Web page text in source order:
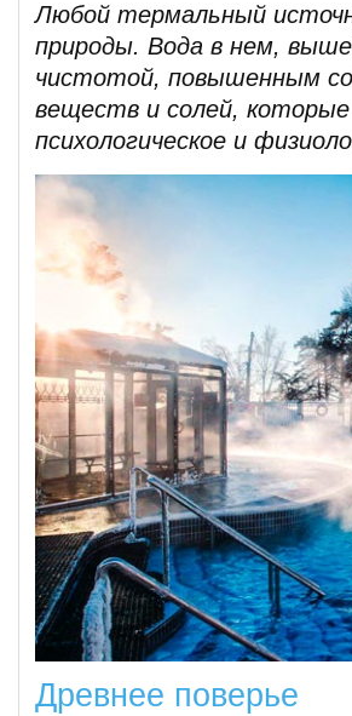
Любой термальный
природы. Вода в нем,
чистотой, повышенным
веществ и солей,
психологическое и
Древнее поверье